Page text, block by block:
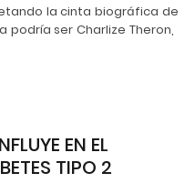
la cinta biográfica de
podría ser Charlize Theron,
EN EL
TIPO 2